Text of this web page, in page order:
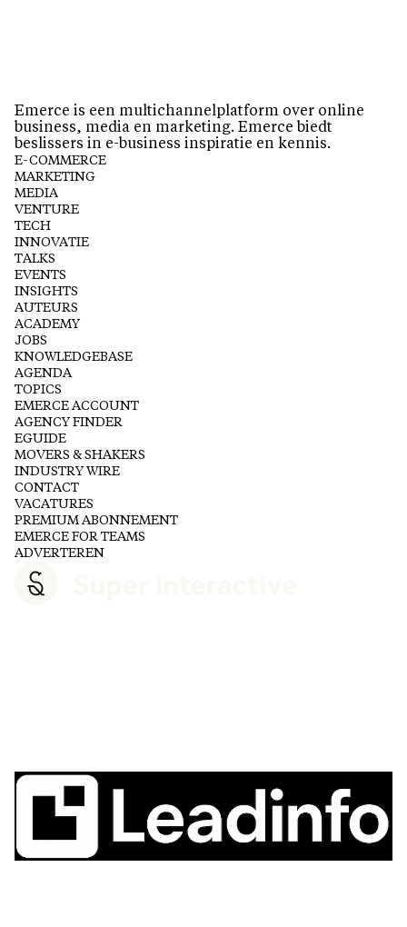
Emerce is een multichannelplatform over online
business, media en marketing. Emerce biedt
beslissers in e-business inspiratie en kennis.
E-COMMERCE
MARKETING
MEDIA
VENTURE
TECH
INNOVATIE
TALKS
EVENTS
INSIGHTS
AUTEURS
ACADEMY
JOBS
KNOWLEDGEBASE
AGENDA
TOPICS
EMERCE ACCOUNT
AGENCY FINDER
EGUIDE
MOVERS & SHAKERS
INDUSTRY WIRE
CONTACT
VACATURES
PREMIUM ABONNEMENT
EMERCE FOR TEAMS
ADVERTEREN